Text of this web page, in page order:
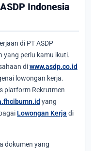
Indonesia
di PT ASDP
yang perlu kamu ikuti.
diwww.asdp.co.id
lowongan kerja.
platform Rekrutmen
yang
Lowongan Kerja di
dokumen yang